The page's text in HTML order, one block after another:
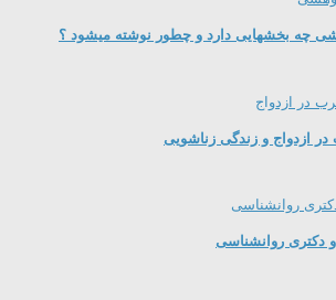
چه بخشهایی دارد و چطور نوشته میشود ؟
ازدواج و زندگی زناشویی
دکتری روانشناسی